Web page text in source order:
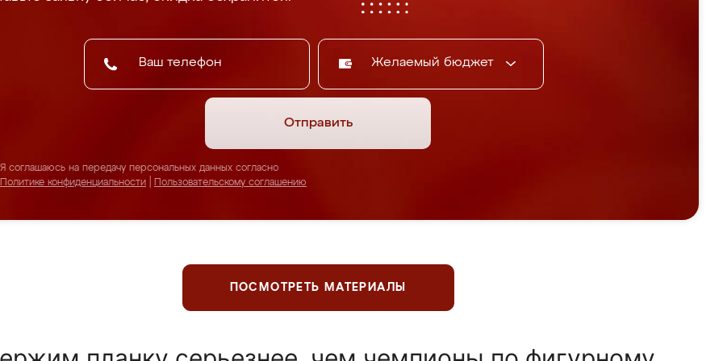
Желаемый бюджет
Отправить
Я соглашаюсь на передачу персональных данных согласно
Политике конфиденциальности
Пользовательскому соглашению
ПОСМОТРЕТЬ МАТЕРИАЛЫ